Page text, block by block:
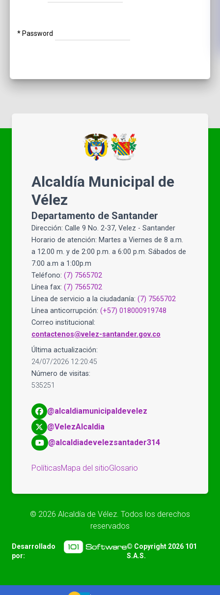
* Password
Alcaldía Municipal de
Vélez
Departamento de Santander
Dirección: Calle 9 No. 2-37, Velez - Santander
Horario de atención: Martes a Viernes de 8 a.m.
a 12.00 m. y de 2:00 p.m. a 6:00 p.m. Sábados de
7:00 a.m a 1:00p.m
Teléfono: (7) 7565702
Línea fax: (7) 7565702
Línea de servicio a la ciudadanía: (7) 7565702
Línea anticorrupción: (+57) 018000919748
Correo institucional:
contactenos@velez-santander.gov.co
Última actualización:
24/07/2026 12:20:45
Número de visitas:
535251
@alcaldiamunicipaldevelez
@VelezAlcaldia
@alcaldiadevelezsantader314
PolíticasMapa del sitioGlosario
© 2026 Alcaldía de Vélez. Todos los derechos
reservados
Desarrollado
por:
© Copyright 2026 101
S.A.S.